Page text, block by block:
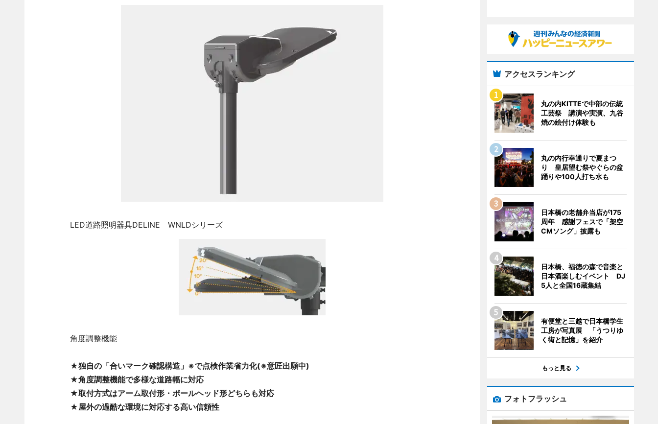
LED道路照明器具DELINE WNLDシリーズ
角度調整機能
★独自の「合いマーク確認構造」※で点検作業省力化(※意匠出願中)
★角度調整機能で多様な道路幅に対応
★取付方式はアーム取付形・ポールヘッド形どちらも対応
★屋外の過酷な環境に対応する高い信頼性
アクセスランキング
丸の内KITTEで中部の伝統
工芸祭 講演や実演、九谷
焼の絵付け体験も
丸の内行幸通りで夏まつ
り 皇居望む祭やぐらの盆
踊りや100人打ち水も
日本橋の老舗弁当店が175
周年 感謝フェスで「架空
CMソング」披露も
日本橋、福徳の森で音楽と
日本酒楽しむイベント DJ
5人と全国16蔵集結
有便堂と三越で日本橋学生
工房が写真展 「うつりゆ
く街と記憶」を紹介
もっと見る
フォトフラッシュ